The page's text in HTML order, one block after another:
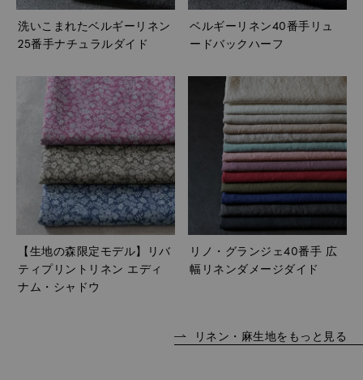
洗いこまれたベルギーリネン
25番手ナチュラルダイド
ベルギーリネン40番手リュ
ードバックハーフ
【生地の森限定モデル】リバ
ティプリントリネン エディ
ナム・シャドウ
リノ・グランジェ40番手 広
幅リネンダメージダイド
リネン・麻生地をもっと見る